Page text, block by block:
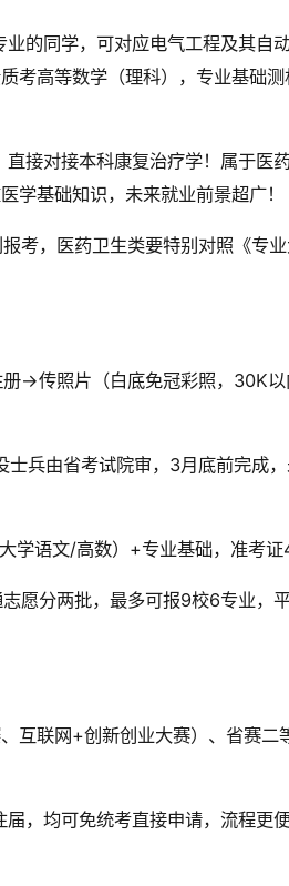
的同学，可对应电气工程及其自
考高等数学（理科），专业基础
接对接本科康复治疗学！属于医
学基础知识，未来就业前景超广！
考，医药卫生类要特别对照《专业
册→传照片（白底免冠彩照，30K
兵由省考试院审，3月底前完成
语文/高数）+专业基础，准考证
愿分两批，最多可报9校6专业，
互联网+创新创业大赛）、省赛二
，均可免统考直接申请，流程更